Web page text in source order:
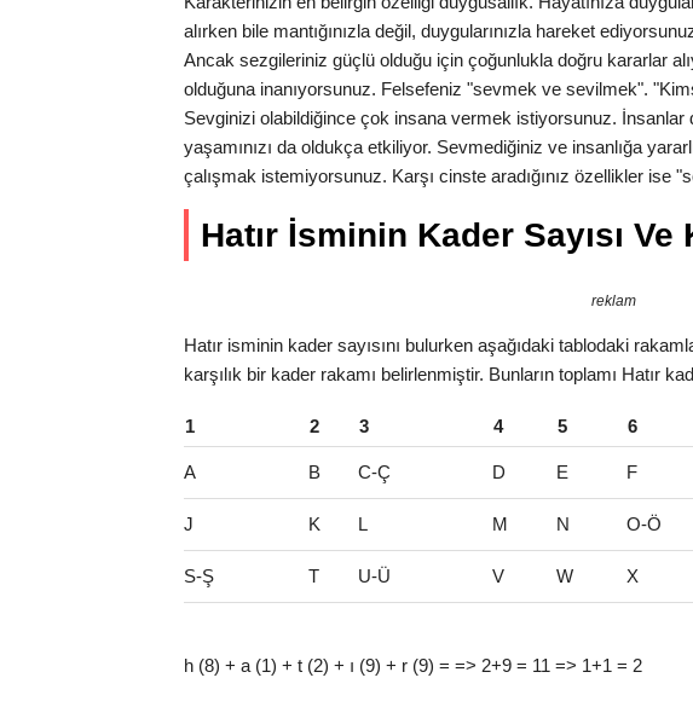
alırken bile mantığınızla değil, duygularınızla hareket
Ancak sezgileriniz güçlü olduğu için çoğunlukla doğru kararlar
olduğuna inanıyorsunuz. Felsefeniz "sevmek ve sevilmek".
Sevginizi olabildiğince çok insana vermek istiyorsunuz. İnsanlar
yaşamınızı da oldukça etkiliyor. Sevmediğiniz ve insanlığa
çalışmak istemiyorsunuz. Karşı cinste aradığınız özellikler ise
Hatır İsminin Kader Sayısı
reklam
Hatır isminin kader sayısını bulurken aşağıdaki tablodaki
karşılık bir kader rakamı belirlenmiştir. Bunların toplamı Hatır
1 2 3 4 5 6
A B C-Ç D E F
J K L M N O-Ö
S-Ş T U-Ü V W X
h (8) + a (1) + t (2) + ı (9) + r (9) = => 2+9 = 11 => 1+1 = 2